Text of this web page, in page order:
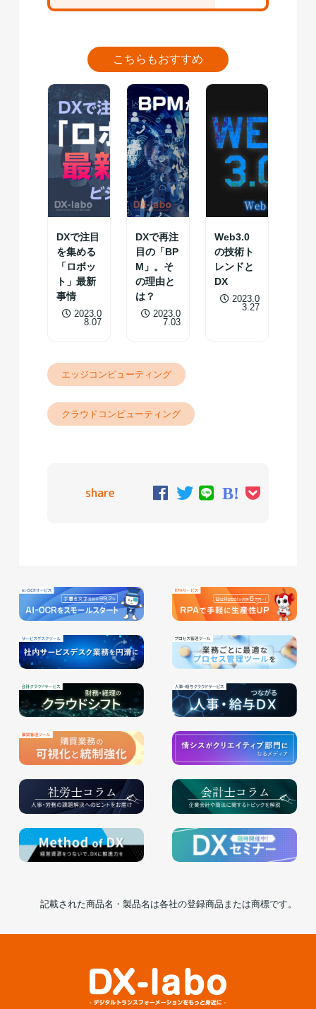
こちらもおすすめ
DXで注目
を集める
「ロボッ
ト」最新
事情
2023.0
8.07
DXで再注
目の「BP
M」。そ
の理由と
は？
2023.0
7.03
Web3.0
の技術ト
レンドと
DX
2023.0
3.27
エッジコンピューティング
クラウドコンピューティング
share
記載された商品名・製品名は各社の登録商品または商標です。